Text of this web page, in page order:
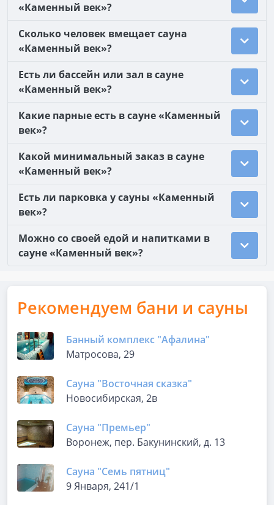
«Каменный век»?
Сколько человек вмещает сауна
«Каменный век»?
Есть ли бассейн или зал в сауне
«Каменный век»?
Какие парные есть в сауне «Каменный
век»?
Какой минимальный заказ в сауне
«Каменный век»?
Есть ли парковка у сауны «Каменный
век»?
Можно со своей едой и напитками в
сауне «Каменный век»?
Рекомендуем бани и сауны
Банный комплекс "Афалина"
Матросова, 29
Сауна "Восточная сказка"
Новосибирская, 2в
Сауна "Премьер"
Воронеж, пер. Бакунинский, д. 13
Сауна "Семь пятниц"
9 Января, 241/1